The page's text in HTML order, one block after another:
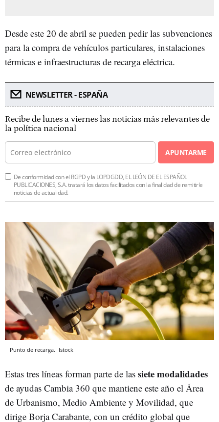
Desde este 20 de abril se pueden pedir las subvenciones
para la compra de vehículos particulares, instalaciones
térmicas e infraestructuras de recarga eléctrica.
NEWSLETTER - ESPAÑA
Recibe de lunes a viernes las noticias más relevantes de
la política nacional
APUNTARME
De conformidad con el RGPD y la LOPDGDD, EL LEÓN DE EL ESPAÑOL
PUBLICACIONES, S.A. tratará los datos facilitados con la finalidad de remitirle
noticias de actualidad.
Punto de recarga. Istock
Estas tres líneas forman parte de las siete modalidades
de ayudas Cambia 360 que mantiene este año el Área
de Urbanismo, Medio Ambiente y Movilidad, que
dirige Borja Carabante, con un crédito global que